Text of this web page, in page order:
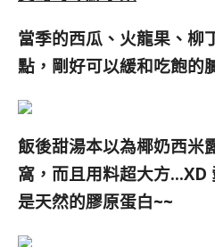
當季的西瓜、火龍果、柳
點，剛好可以緩和吃飽的
飯後甜湯本以為椰奶西米
窩，而且用料超大方…XD
是天然的膠原蛋白~~